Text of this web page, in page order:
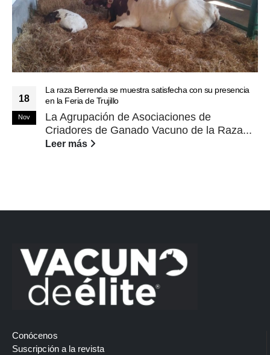
18
Nov
La raza Berrenda se muestra satisfecha con su presencia
en la Feria de Trujillo
La Agrupación de Asociaciones de
Criadores de Ganado Vacuno de la Raza...
Leer más
Conócenos
Suscripción a la revista